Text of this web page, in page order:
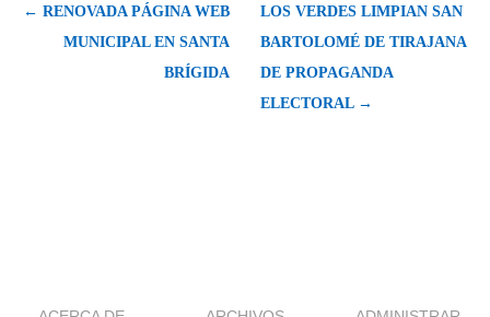
← RENOVADA PÁGINA WEB
MUNICIPAL EN SANTA
BRÍGIDA
LOS VERDES LIMPIAN SAN
BARTOLOMÉ DE TIRAJANA
DE PROPAGANDA
ELECTORAL →